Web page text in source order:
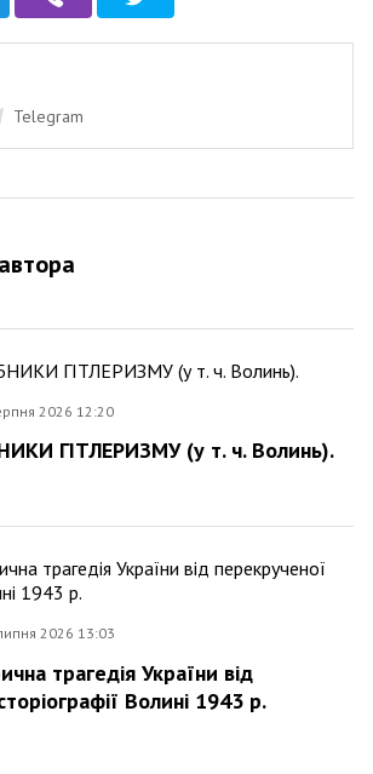
Telegram
2026 12:20
ГІТЛЕРИЗМУ (у т. ч. Волинь).
2026 13:03
трагедія України від
Волині 1943 р.